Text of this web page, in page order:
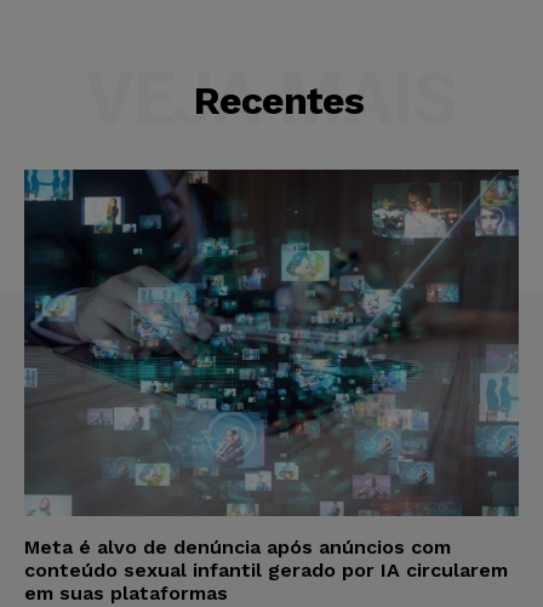
Recentes
VEJA MAIS
Meta é alvo de denúncia após anúncios com
conteúdo sexual infantil gerado por IA circularem
em suas plataformas